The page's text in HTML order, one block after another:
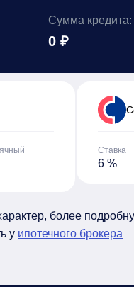
Сумма кредита:
0 ₽
Ставка
6 %
более
у ипотечного брокера